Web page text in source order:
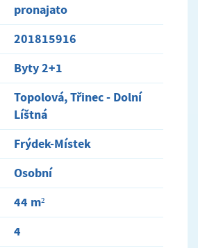
pronajato
201815916
Byty 2+1
Topolová, Třinec - Dolní
Líštná
Frýdek-Místek
Osobní
44 m²
4